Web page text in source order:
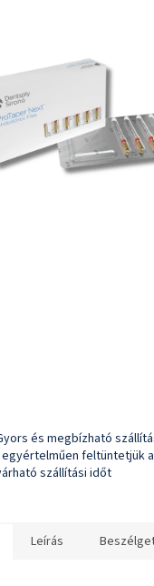
és megbízható
egyértelműen feltüntetjük a
szállítási időt
Leírás